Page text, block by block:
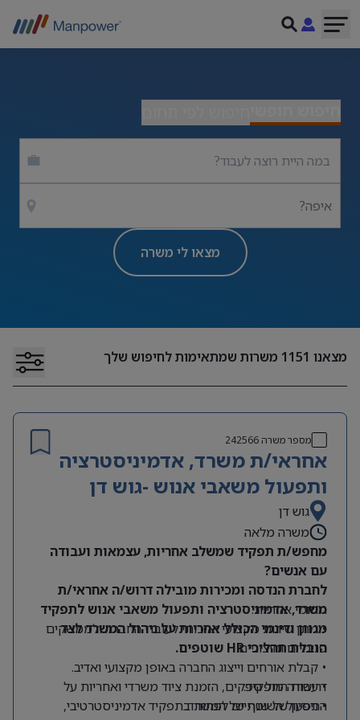
איפה?
מצאו לי משרה
מצאנו 1151 משרות שמתאימות לחיפוש שלך
מספר משרה242566
אחראי/ת משרד, אדמיניסטרציה
ותפעול משאבי אנוש -גוש דן
גוש דן
משרה מלאה
מחפש/ת תפקיד שמשלב אחריות, עצמאות ועבודה
עם אנשים?
לחברת הנדסה ומכירות מובילה דרוש/ה אחראי/ת
משרד, אדמיניסטרציה ותפעול משאבי אנוש לתפקיד
מגוון ודינמי הכולל אחריות על ניהול המשרד לצד
הובלת תהליכי HR שוטפים.
תחומי אחריות:
• מתן שירות מקצועי ואיכותי לעובדי החברה ולממשקים
פנימיים וחיצוניים.
• קבלת אורחים וייצוג החברה באופן מקצועי ואדיב.
• עבודה מול ספקים, הזמנת ציוד משרדי ואחריות על
התפעול השוטף של המשרד.
דרישות התפקיד:
• ניסיון של שנתיים לפחות בתפקיד אדמיניסטרטיבי,